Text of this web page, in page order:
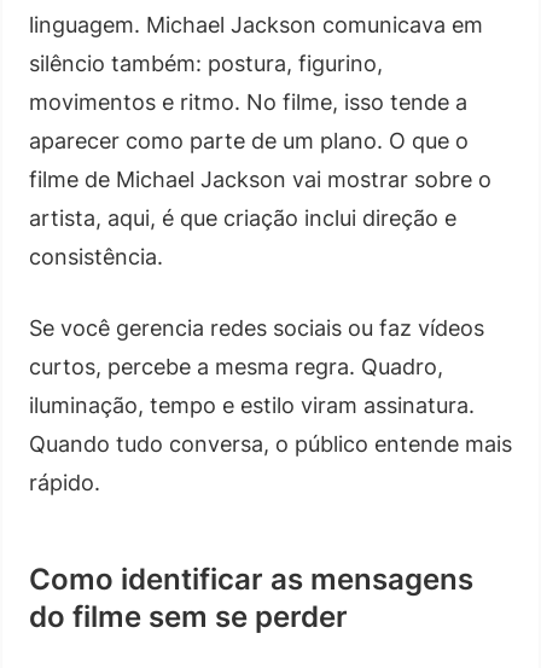
linguagem. Michael Jackson comunicava em
silêncio também: postura, figurino,
movimentos e ritmo. No filme, isso tende a
aparecer como parte de um plano. O que o
filme de Michael Jackson vai mostrar sobre o
artista, aqui, é que criação inclui direção e
consistência.
Se você gerencia redes sociais ou faz vídeos
curtos, percebe a mesma regra. Quadro,
iluminação, tempo e estilo viram assinatura.
Quando tudo conversa, o público entende mais
rápido.
Como identificar as mensagens
do filme sem se perder